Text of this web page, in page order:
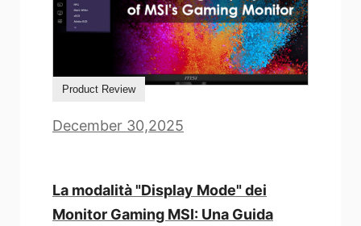
Product Review
December 30,2025
La modalità "Display Mode" dei
Monitor Gaming MSI: Una Guida